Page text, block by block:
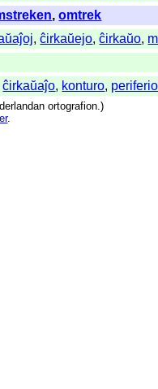
,omtrek
,ĉirkaŭejo,ĉirkaŭo,
ĉirkaŭaĵo, konturo, periferio
ortografion.)
.